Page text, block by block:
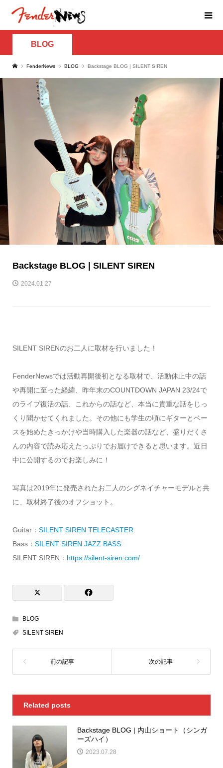
BLOG
FenderNews BLOG Backstage BLOG | SILENT SIREN
Backstage BLOG | SILENT SIREN
2024.01.27
SILENT SIRENのお二人に取材を行いました！
FenderNewsでは活動再開後初となる取材で、活動休止中の話
や再開に至った経緯、昨年末のCOUNTDOWN JAPAN 23/24で
のライブ復活の話、これからの話など、本当に貴重な話をじっ
くり聞かせてくれました。その他にも学生の頃にギターとベー
スを始めたきっかけや当時購入した楽器の話など、盛りだくさ
んの内容で読み応えたっぷりでお届けできると思います。近日
中に公開するのでお楽しみに！
写真は2019年に発売されたお二人のシグネイチャーモデルと共
に、取材終了後のオフショット。
Guitar： SILENT SIREN TELECASTER
Bass： SILENT SIREN JAZZ BASS
SILENT SIREN： https://silent-siren.com/
BLOG
SILENT SIREN
Related posts
Backstage BLOG | 内山ショート（シンガ
ーズハイ）
2023.07.28